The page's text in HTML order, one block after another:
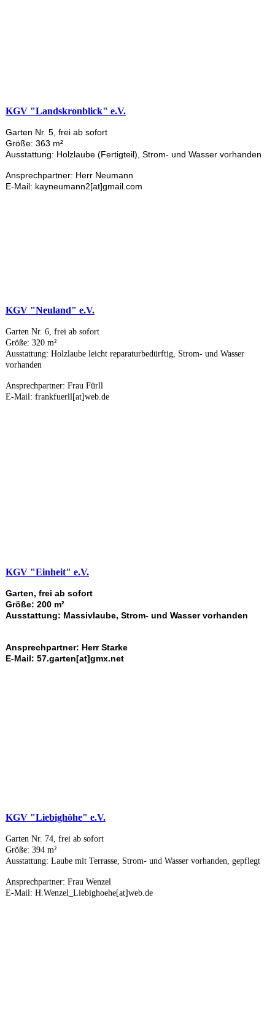
KGV "Landskronblick" e.V.
Garten Nr. 5, frei ab sofort
Größe: 363 m²
Ausstattung: Holzlaube (Fertigteil), Strom- und Wasser vorhanden
Ansprechpartner: Herr Neumann
E-Mail: kayneumann2[at]gmail.com
KGV "Neuland" e.V.
Garten Nr. 6, frei ab sofort
Größe: 320 m²
Ausstattung: Holzlaube leicht reparaturbedürftig, Strom- und Wasser
vorhanden
Ansprechpartner: Frau Fürll
E-Mail: frankfuerll[at]web.de
KGV "Einheit" e.V.
Garten, frei ab sofort
Größe: 200 m²
Ausstattung: Massivlaube, Strom- und Wasser vorhanden
Ansprechpartner: Herr Starke
E-Mail: 57.garten[at]gmx.net
KGV "Liebighöhe" e.V.
Garten Nr. 74, frei ab sofort
Größe: 394 m²
Ausstattung: Laube mit Terrasse, Strom- und Wasser vorhanden, gepflegt
Ansprechpartner: Frau Wenzel
E-Mail: H.Wenzel_Liebighoehe[at]web.de